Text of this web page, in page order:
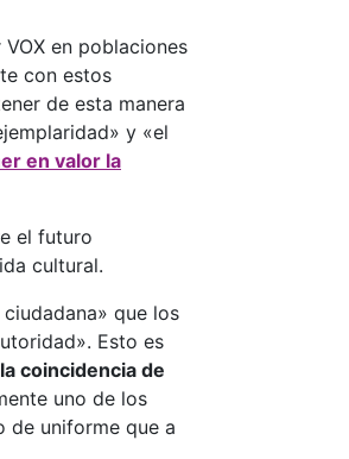
en poblaciones
con estos
de esta manera
y «el
en valor la
el futuro
cultural.
que los
Esto es
coincidencia de
uno de los
de uniforme que a